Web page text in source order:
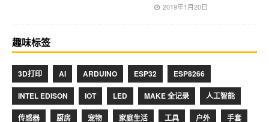
2019年1月20日
趣味标签
3D打印 AI ARDUINO ESP32 ESP8266
INTEL EDISON IOT LED MAKE 全记录 人工智能
传感器 厨房 宠物 家庭生活 工具 户外 手套